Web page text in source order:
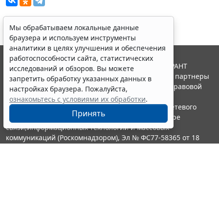
Мы обрабатываем локальные данные
браузера и используем инструменты
аналитики в целях улучшения и обеспечения
работоспособности сайта, статистических
исследований и обзоров. Вы можете
запретить обработку указанных данных в
настройках браузера. Пожалуйста,
ознакомьтесь с условиями их обработки.
Принять
© ООО "НПП "ГАРАНТ-СЕРВИС", 2026. Система ГАРАНТ
выпускается с 1990 года. Компания "Гарант" и ее партнеры
являются участниками Российской ассоциации правовой
информации ГАРАНТ.
Портал ГАРАНТ.РУ зарегистрирован в качестве сетевого
издания Федеральной службой по надзору в сфере
связи,информационных технологий и массовых
коммуникаций (Роскомнадзором), Эл № ФС77-58365 от 18